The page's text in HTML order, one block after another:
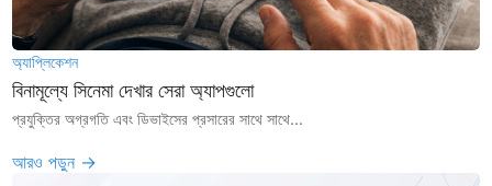
অ্যাপ্লিকেশন
বিনামূল্যে সিনেমা দেখার সেরা অ্যাপগুলো
প্রযুক্তির অগ্রগতি এবং ডিভাইসের প্রসারের সাথে সাথে...
আরও পড়ুন →